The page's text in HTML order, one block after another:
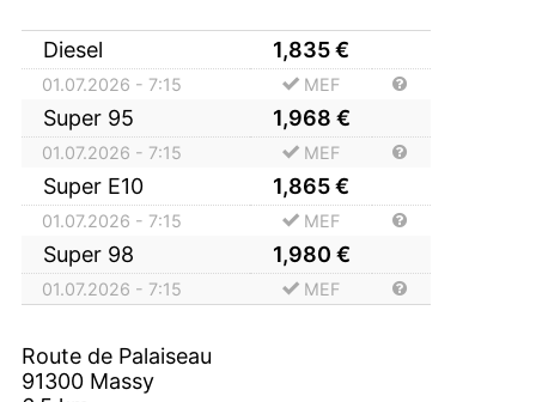
Diesel 1,835€
01.07.2026 - 7:15 MEF
Super 95 1,968 €
01.07.2026 - 7:15 MEF
Super E10 1,865€
01.07.2026 - 7:15 MEF
Super 98 1,980 €
01.07.2026 - 7:15 MEF
Route de Palaiseau
91300 Massy